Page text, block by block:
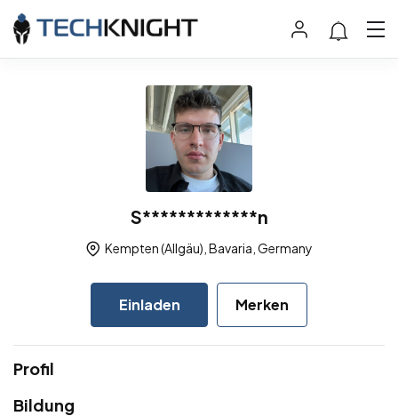
S*************n
Kempten (Allgäu), Bavaria, Germany
Einladen Merken
Profil
Bildung